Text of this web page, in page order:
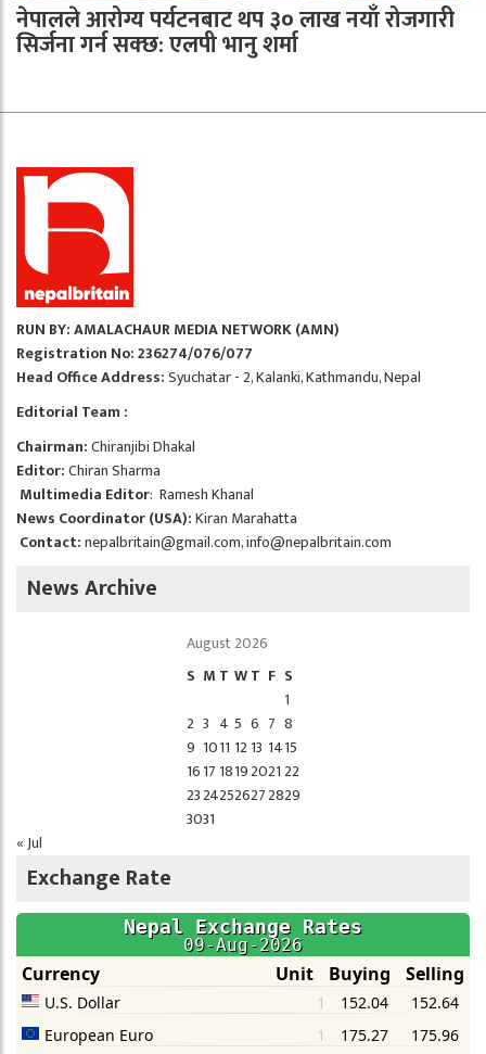
नेपालले आरोग्य पर्यटनबाट थप ३० लाख नयाँ रोजगारी
सिर्जना गर्न सक्छ: एलपी भानु शर्मा
RUN BY: AMALACHAUR MEDIA NETWORK (AMN)
Registration No: 236274/076/077
Head Office Address:Syuchatar - 2, Kalanki, Kathmandu, Nepal
Editorial Team :
Chairman:Chiranjibi Dhakal
Editor:Chiran Sharma
Multimedia Editor: Ramesh Khanal
News Coordinator (USA):Kiran Marahatta
Contact:nepalbritain@gmail.com,info@nepalbritain.com
News Archive
August 2026
S M T WT F S
1
2 3 4 5 6 7 8
9 1011 12 13 1415
1617 1819202122
23242526272829
3031
« Jul
Exchange Rate